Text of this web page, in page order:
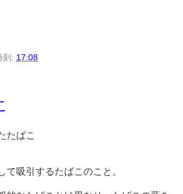
刻: 17:08
たばこ
て吸引するたばこのこと。